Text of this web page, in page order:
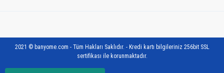
2021 © banyome.com - Tüm Hakları Saklıdır. - Kredi kartı bilgileriniz 256bit SSL
sertifikası ile korunmaktadır.